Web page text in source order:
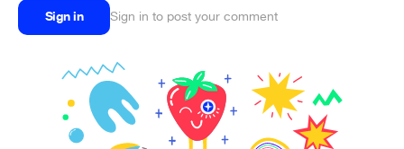
Sign in Sign in to post your comment